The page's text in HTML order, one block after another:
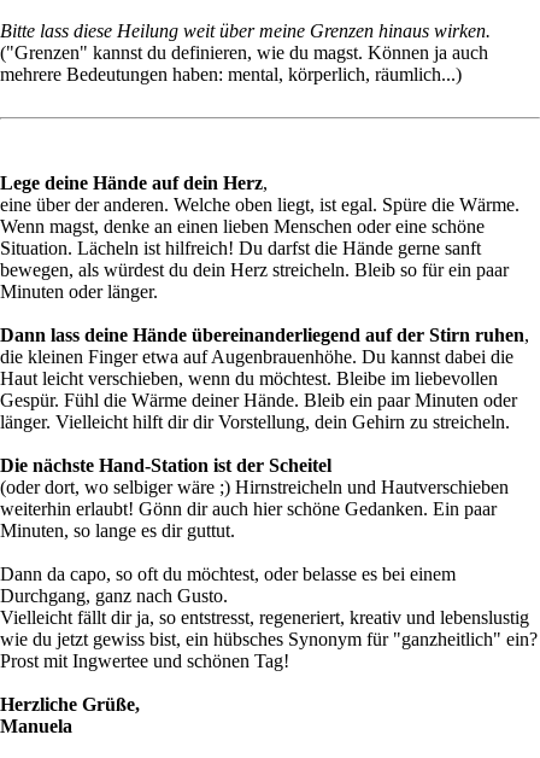
Bitte lass diese Heilung weit über meine Grenzen hinaus wirken.
("Grenzen" kannst du definieren, wie du magst. Können ja auch
mehrere Bedeutungen haben: mental, körperlich, räumlich...)
Lege deine Hände auf dein Herz,
eine über der anderen. Welche oben liegt, ist egal. Spüre die Wärme.
Wenn magst, denke an einen lieben Menschen oder eine schöne
Situation. Lächeln ist hilfreich! Du darfst die Hände gerne sanft
bewegen, als würdest du dein Herz streicheln. Bleib so für ein paar
Minuten oder länger.
Dann lass deine Hände übereinanderliegend auf der Stirn ruhen,
die kleinen Finger etwa auf Augenbrauenhöhe. Du kannst dabei die
Haut leicht verschieben, wenn du möchtest. Bleibe im liebevollen
Gespür. Fühl die Wärme deiner Hände. Bleib ein paar Minuten oder
länger. Vielleicht hilft dir dir Vorstellung, dein Gehirn zu streicheln.
Die nächste Hand-Station ist der Scheitel
(oder dort, wo selbiger wäre ;) Hirnstreicheln und Hautverschieben
weiterhin erlaubt! Gönn dir auch hier schöne Gedanken. Ein paar
Minuten, so lange es dir guttut.
Dann da capo, so oft du möchtest, oder belasse es bei einem
Durchgang, ganz nach Gusto.
Vielleicht fällt dir ja, so entstresst, regeneriert, kreativ und lebenslustig
wie du jetzt gewiss bist, ein hübsches Synonym für "ganzheitlich" ein?
Prost mit Ingwertee und schönen Tag!
Herzliche Grüße,
Manuela